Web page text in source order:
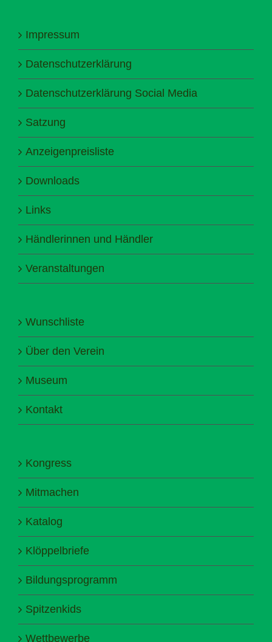
Impressum
Datenschutzerklärung
Datenschutzerklärung Social Media
Satzung
Anzeigenpreisliste
Downloads
Links
Händlerinnen und Händler
Veranstaltungen
Wunschliste
Über den Verein
Museum
Kontakt
Kongress
Mitmachen
Katalog
Klöppelbriefe
Bildungsprogramm
Spitzenkids
Wettbewerbe